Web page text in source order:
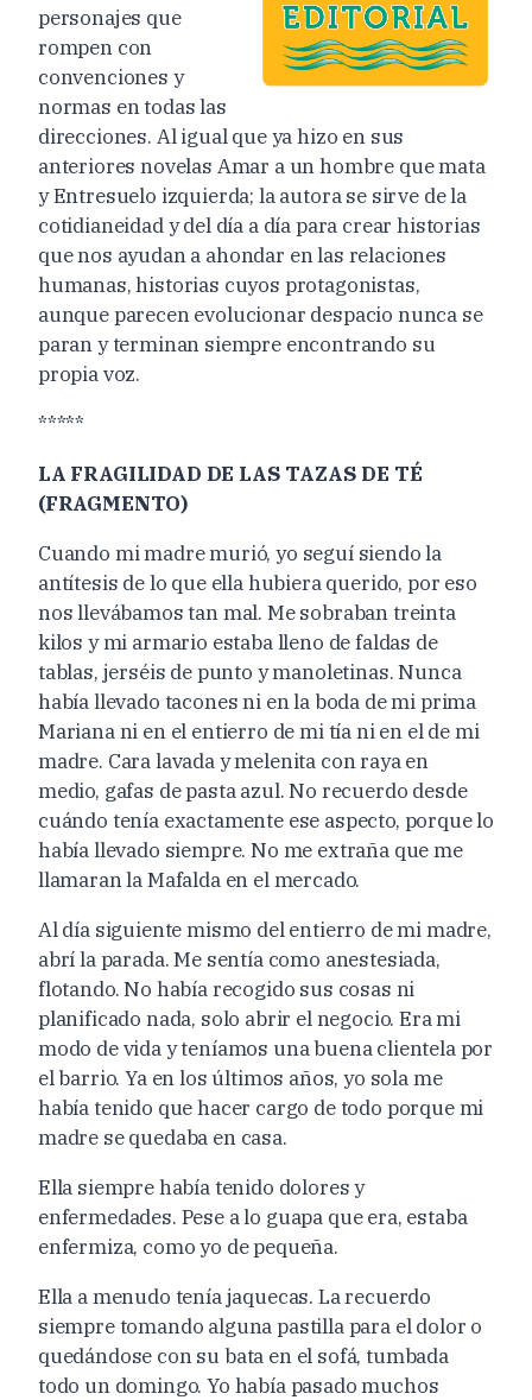
personajes que
rompen con
convenciones y
normas en todas las
direcciones. Al igual que ya hizo en sus
anteriores novelas Amar a un hombre que mata
y Entresuelo izquierda; la autora se sirve de la
cotidianeidad y del día a día para crear historias
que nos ayudan a ahondar en las relaciones
humanas, historias cuyos protagonistas,
aunque parecen evolucionar despacio nunca se
paran y terminan siempre encontrando su
propia voz.
*****
LA FRAGILIDAD DE LAS TAZAS DE TÉ
(FRAGMENTO)
Cuando mi madre murió, yo seguí siendo la
antítesis de lo que ella hubiera querido, por eso
nos llevábamos tan mal. Me sobraban treinta
kilos y mi armario estaba lleno de faldas de
tablas, jerséis de punto y manoletinas. Nunca
había llevado tacones ni en la boda de mi prima
Mariana ni en el entierro de mi tía ni en el de mi
madre. Cara lavada y melenita con raya en
medio, gafas de pasta azul. No recuerdo desde
cuándo tenía exactamente ese aspecto, porque lo
había llevado siempre. No me extraña que me
llamaran la Mafalda en el mercado.
Al día siguiente mismo del entierro de mi madre,
abrí la parada. Me sentía como anestesiada,
flotando. No había recogido sus cosas ni
planificado nada, solo abrir el negocio. Era mi
modo de vida y teníamos una buena clientela por
el barrio. Ya en los últimos años, yo sola me
había tenido que hacer cargo de todo porque mi
madre se quedaba en casa.
Ella siempre había tenido dolores y
enfermedades. Pese a lo guapa que era, estaba
enfermiza, como yo de pequeña.
Ella a menudo tenía jaquecas. La recuerdo
siempre tomando alguna pastilla para el dolor o
quedándose con su bata en el sofá, tumbada
todo un domingo. Yo había pasado muchos